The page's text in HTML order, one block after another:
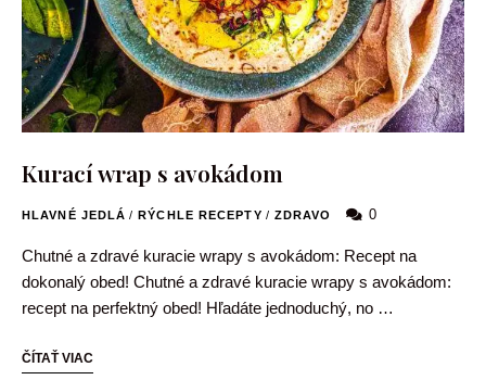
Kurací wrap s avokádom
HLAVNÉ JEDLÁ / RÝCHLE RECEPTY / ZDRAVO 0
Chutné a zdravé kuracie wrapy s avokádom: Recept na
dokonalý obed! Chutné a zdravé kuracie wrapy s avokádom:
recept na perfektný obed! Hľadáte jednoduchý, no …
ČÍTAŤ VIAC